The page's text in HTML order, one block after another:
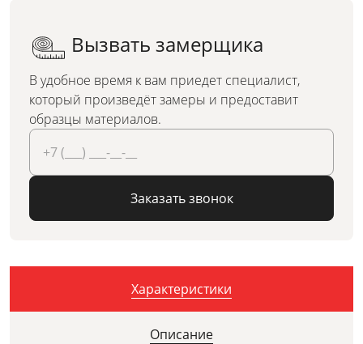
Вызвать замерщика
В удобное время к вам приедет специалист,
который произведёт замеры и предоставит
образцы материалов.
Заказать звонок
Характеристики
Описание